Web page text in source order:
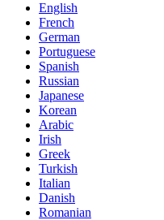
English
French
German
Portuguese
Spanish
Russian
Japanese
Korean
Arabic
Irish
Greek
Turkish
Italian
Danish
Romanian